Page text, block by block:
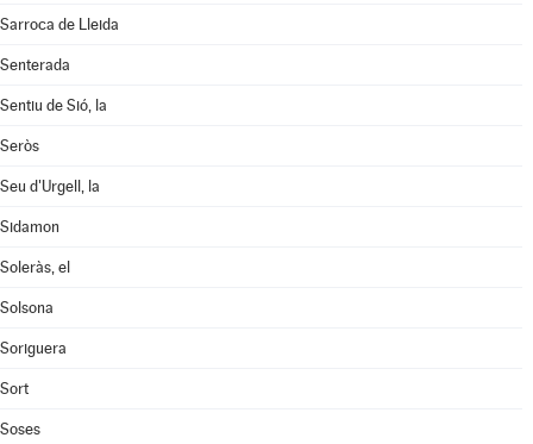
Sarroca de Lleida
Senterada
Sentiu de Sió, la
Seròs
Seu d'Urgell, la
Sidamon
Soleràs, el
Solsona
Soriguera
Sort
Soses